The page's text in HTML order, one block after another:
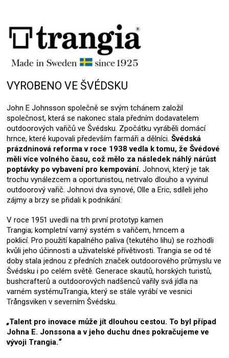
VYROBENO VE ŠVÉDSKU
John E Johnsson společně se svým tchánem založil
společnost, která se nakonec stala předním dodavatelem
outdoorových vařičů ve Švédsku. Zpočátku vyráběli domácí
hrnce, které kupovali především farmáři a dělníci. Švédská
prázdninová reforma v roce 1938 vedla k tomu, že Švédové
měli více volného času, což mělo za následek náhlý nárůst
poptávky po vybavení pro kempování. Johnovi, který je tak
trochu vynálezcem a oportunistou, netrvalo dlouho a vyvinul
outdoorový vařič. Johnovi dva synové, Olle a Eric, sdíleli jeho
zájmy a brzy se přidali k podnikání.
V roce 1951 uvedli na trh první prototyp kamen
Trangia; kompletní varný systém s vařičem, hrncem a
poklicí. Pro použití kapalného paliva (tekutého lihu) se rozhodli
kvůli jeho účinnosti a uživatelské přívětivosti. Trangia se od té
doby stala jednou z předních značek outdoorového průmyslu ve
Švédsku i po celém světě. Generace skautů, horských turistů,
bushcrafterů a outdoorových nadšenců vařily svá jídla na
varném systémuTrangia, který se stále vyrábí ve vesnici
Trångsviken v severním Švédsku.
„Talent pro inovace může jít dlouhou cestou. To byl případ
Johna E. Jonssona a v jeho duchu dnes pokračujeme ve
vývoji Trangia.“